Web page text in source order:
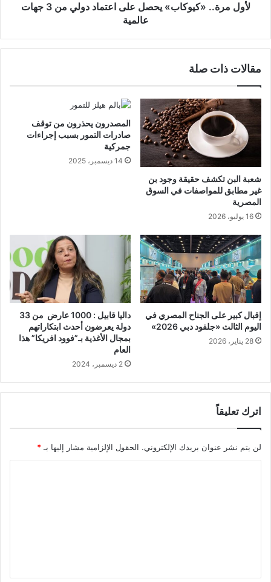
لأول مرة.. «كيوكاب» يحصل على اعتماد دولي من 3 جهات
عالمية
مقالات ذات صلة
شعبة البن تكشف حقيقة وجود بن
غير مطابق للمواصفات في السوق
المصرية
16 يوليو، 2026
المصدرون يحذرون من توقف
صادرات التمور بسبب إجراءات
جمركية
14 ديسمبر، 2025
إقبال كبير على الجناح المصري في
اليوم الثالث «جلفود دبي 2026»
28 يناير، 2026
داليا قابيل : 1000 عارض من 33
دولة يعرضون أحدث ابتكاراتهم
بمجال الأغذية بـ”فوود افريكا” هذا
العام
2 ديسمبر، 2024
اترك تعليقاً
لن يتم نشر عنوان بريدك الإلكتروني. الحقول الإلزامية مشار إليها بـ *
ق